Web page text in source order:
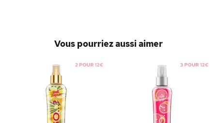
Vous pourriez aussi aimer